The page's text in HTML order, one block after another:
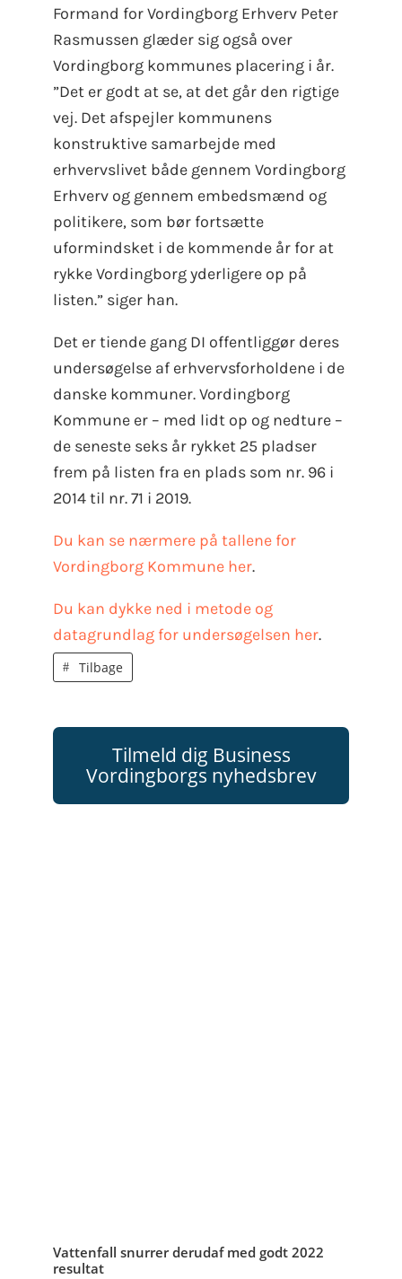
Formand for Vordingborg Erhverv Peter
Rasmussen glæder sig også over
Vordingborg kommunes placering i år.
”Det er godt at se, at det går den rigtige
vej. Det afspejler kommunens
konstruktive samarbejde med
erhvervslivet både gennem Vordingborg
Erhverv og gennem embedsmænd og
politikere, som bør fortsætte
uformindsket i de kommende år for at
rykke Vordingborg yderligere op på
listen.” siger han.
Det er tiende gang DI offentliggør deres
undersøgelse af erhvervsforholdene i de
danske kommuner. Vordingborg
Kommune er – med lidt op og nedture –
de seneste seks år rykket 25 pladser
frem på listen fra en plads som nr. 96 i
2014 til nr. 71 i 2019.
Du kan se nærmere på tallene for
Vordingborg Kommune her.
Du kan dykke ned i metode og
datagrundlag for undersøgelsen her.
Tilbage
Tilmeld dig Business
Vordingborgs nyhedsbrev
Vattenfall snurrer derudaf med godt 2022
resultat